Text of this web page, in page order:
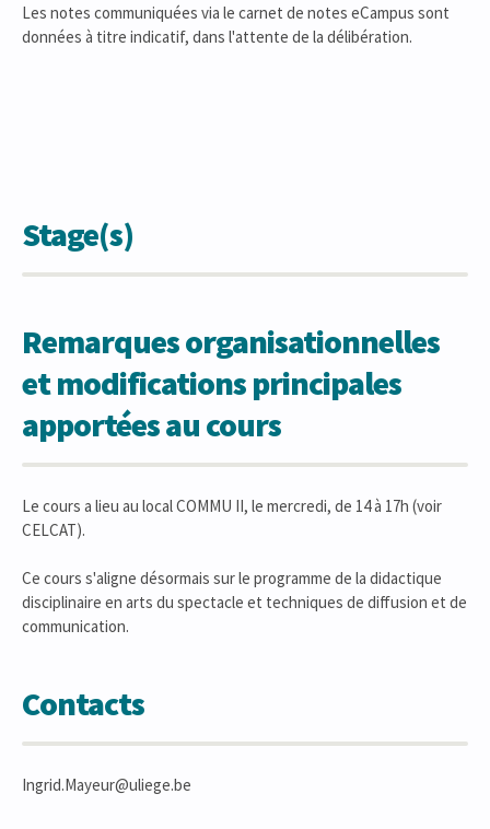
Les notes communiquées via le carnet de notes eCampus sont
données à titre indicatif, dans l'attente de la délibération.
Stage(s)
Remarques organisationnelles
et modifications principales
apportées au cours
Le cours a lieu au local COMMU II, le mercredi, de 14 à 17h (voir
CELCAT).
Ce cours s'aligne désormais sur le programme de la didactique
disciplinaire en arts du spectacle et techniques de diffusion et de
communication.
Contacts
Ingrid.Mayeur@uliege.be